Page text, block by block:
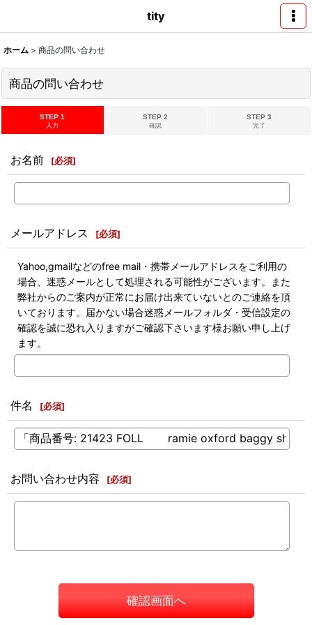
tity
ホーム > 商品の問い合わせ
商品の問い合わせ
STEP 1
入力
STEP 2
確認
STEP 3
完了
お名前 [必須]
メールアドレス [必須]
Yahoo,gmailなどのfree mail・携帯メールアドレスをご利用の
場合、迷惑メールとして処理される可能性がございます。また
弊社からのご案内が正常にお届け出来ていないとのご連絡を頂
いております。届かない場合迷惑メールフォルダ・受信設定の
確認を誠に恐れ入りますがご確認下さいます様お願い申し上げ
ます。
件名 [必須]
お問い合わせ内容 [必須]
確認画面へ